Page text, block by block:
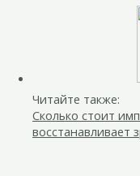
Читайте также:
Сколько стоит
восстанавливает